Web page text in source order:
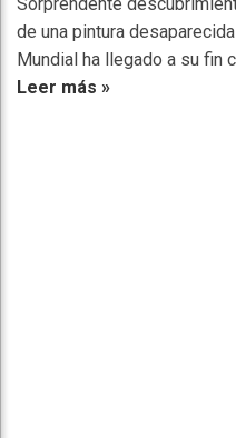
de una pintura
Mundial ha llegado a su fin
Leer más »